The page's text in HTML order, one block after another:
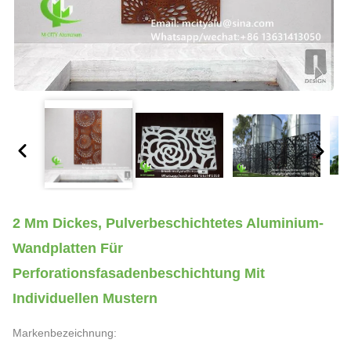
2 Mm Dickes, Pulverbeschichtetes Aluminium-
Wandplatten Für
Perforationsfasadenbeschichtung Mit
Individuellen Mustern
Markenbezeichnung: